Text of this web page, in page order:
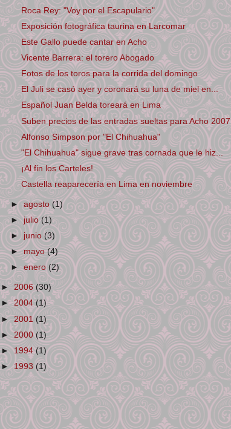
Roca Rey: "Voy por el Escapulario"
Exposición fotográfica taurina en Larcomar
Este Gallo puede cantar en Acho
Vicente Barrera: el torero Abogado
Fotos de los toros para la corrida del domingo
El Juli se casó ayer y coronará su luna de miel en...
Español Juan Belda toreará en Lima
Suben precios de las entradas sueltas para Acho 2007
Alfonso Simpson por "El Chihuahua"
"El Chihuahua" sigue grave tras cornada que le hiz...
¡Al fin los Carteles!
Castella reaparecería en Lima en noviembre
►agosto(1)
►julio(1)
► junio(3)
►mayo(4)
►enero (2)
►2006(30)
►2004(1)
►2001 (1)
►2000(1)
►1994(1)
►1993 (1)